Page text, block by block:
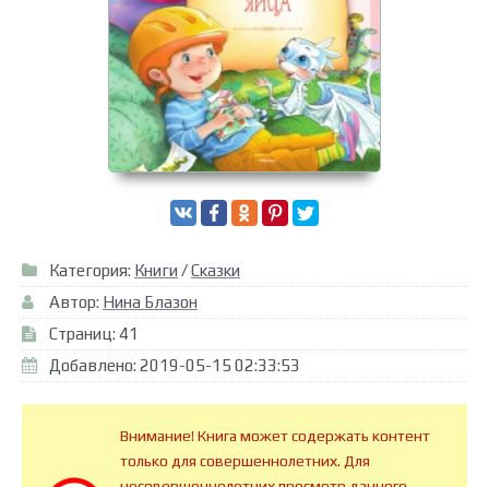
Категория: Книги /Сказки
Автор: Нина Блазон
Страниц: 41
Добавлено: 2019-05-15 02:33:53
Внимание! Книга может содержать контент
только для совершеннолетних. Для